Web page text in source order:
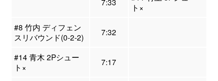
ト×
#8 竹内 ディフェン
スリバウンド(0-2-2)
7:32
#14 青木 2Pシュー
ト×
7:17